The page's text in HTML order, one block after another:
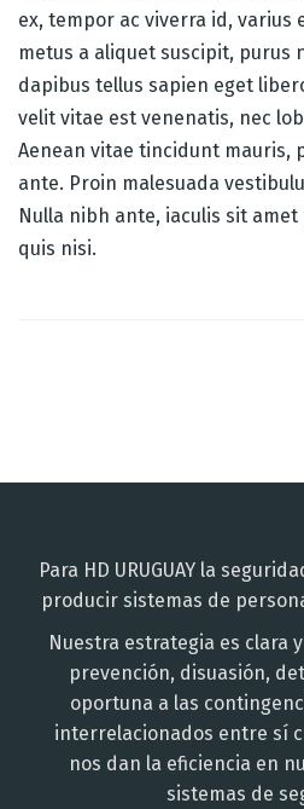
ex, tempor ac viverra id, varius
metus a aliquet suscipit, purus
dapibus tellus sapien eget
velit vitae est venenatis, nec
Aenean vitae tincidunt mauris,
ante. Proin malesuada
Nulla nibh ante, iaculis sit
quis nisi.
Para HD URUGUAY la
producir sistemas de
Nuestra estrategia es clara
prevención, disuasión,
oportuna a las
interrelacionados entre sí
nos dan la eficiencia en
sistemas de